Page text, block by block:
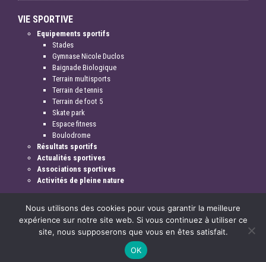
VIE SPORTIVE
Equipements sportifs
Stades
Gymnase Nicole Duclos
Baignade Biologique
Terrain multisports
Terrain de tennis
Terrain de foot 5
Skate park
Espace fitness
Boulodrome
Résultats sportifs
Actualités sportives
Associations sportives
Activités de pleine nature
Mentions légales & crédits
Nous utilisons des cookies pour vous garantir la meilleure
expérience sur notre site web. Si vous continuez à utiliser ce
site, nous supposerons que vous en êtes satisfait.
OK